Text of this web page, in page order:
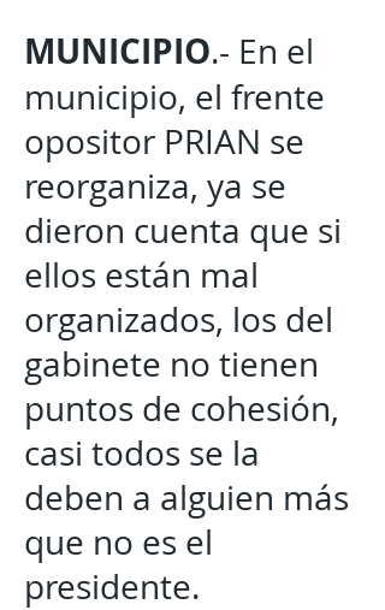
MUNICIPIO.- En el
municipio, el frente
opositor PRIAN se
reorganiza, ya se
dieron cuenta que si
ellos están mal
organizados, los del
gabinete no tienen
puntos de cohesión,
casi todos se la
deben a alguien más
que no es el
presidente.